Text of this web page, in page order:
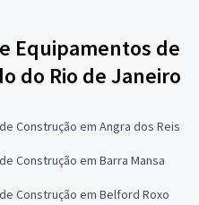
Equipamentos de
do Rio de Janeiro
Construção em Angra dos Reis
Construção em Barra Mansa
Construção em Belford Roxo